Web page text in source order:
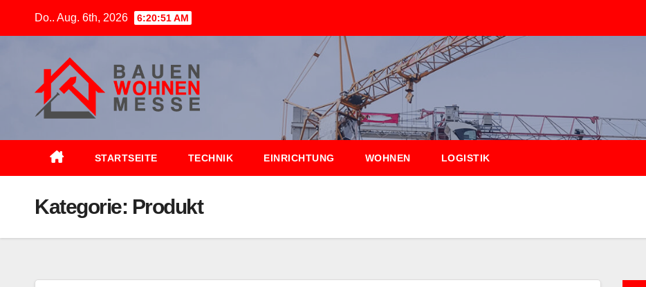
Do.. Aug. 6th, 2026 6:20:52 AM
STARTSEITE TECHNIK EINRICHTUNG WOHNEN LOGISTIK
Kategorie: Produkt